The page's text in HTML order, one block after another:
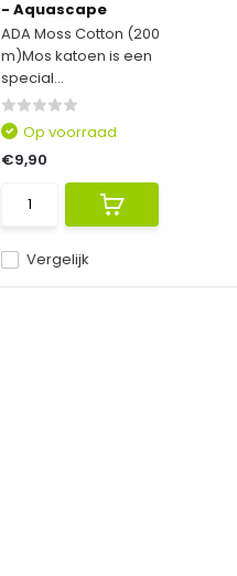
- Aquascape
ADA Moss Cotton (200
m)Mos katoen is een
special...
Vergelijk
Op voorraad
€9,90